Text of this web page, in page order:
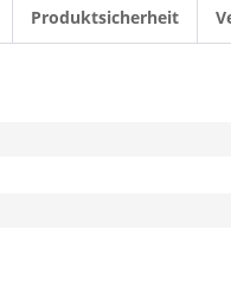
Produktsicherheit